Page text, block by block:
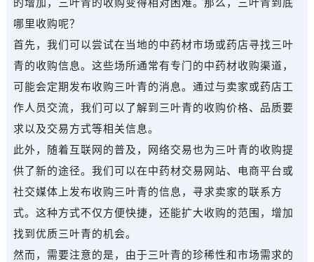
的增加，三叶青的收购变得相对困难。那么，三叶青到底
哪里收购呢？
首先，我们可以尝试在当地的中药材市场或药店寻找三叶
青的收购信息。这些场所通常有专门的中药材收购渠道，
可能会定期发布收购三叶青的消息。通过与卖家或药店工
作人员交流，我们可以了解到三叶青的收购价格、品质要
求以及交易方式等相关信息。
此外，随着互联网的普及，网络交易也为三叶青的收购提
供了新的途径。我们可以在中药材交易网站、电商平台或
社交媒体上发布收购三叶青的信息，寻求卖家的联系方
式。这种方式不仅方便快捷，还能扩大收购的范围，增加
找到优质三叶青的机会。
然而，需要注意的是，由于三叶青的珍稀性和市场需求的